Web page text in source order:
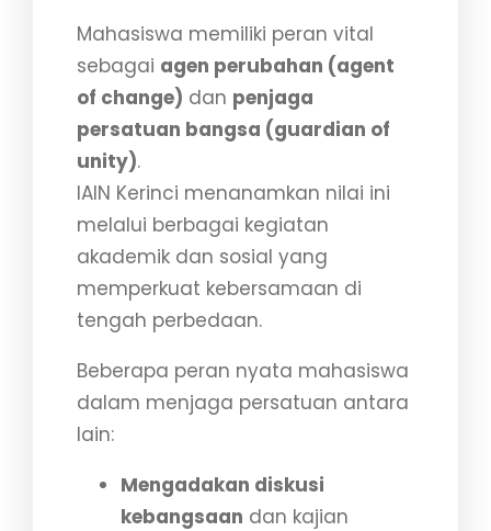
Mahasiswa memiliki peran vital
sebagai agen perubahan (agent
of change) dan penjaga
persatuan bangsa (guardian of
unity).
IAIN Kerinci menanamkan nilai ini
melalui berbagai kegiatan
akademik dan sosial yang
memperkuat kebersamaan di
tengah perbedaan.
Beberapa peran nyata mahasiswa
dalam menjaga persatuan antara
lain:
Mengadakan diskusi
kebangsaan dan kajian